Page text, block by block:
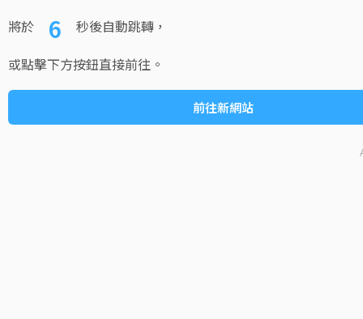
將於 6
秒後自動跳轉，
或點擊下方按鈕直接前往。
前往新網站